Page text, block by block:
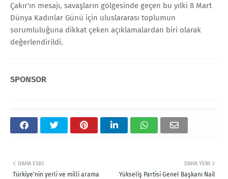
Çakır'ın mesajı, savaşların gölgesinde geçen bu yılki 8 Mart
Dünya Kadınlar Günü için uluslararası toplumun
sorumluluğuna dikkat çeken açıklamalardan biri olarak
değerlendirildi.
SPONSOR
DAHA YENI
Yükseliş Partisi Genel Başkanı Nail
DAHA ESKI
Türkiye'nin yerli ve milli arama